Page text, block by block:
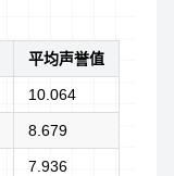
平均声誉值
10.064
8.679
7.936